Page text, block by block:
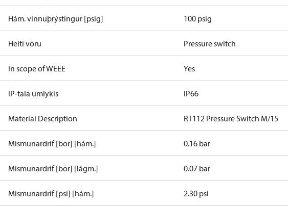
Hám. vinnuþrýstingur [psig] 100 psig
Heiti vöru Pressure switch
In scope of WEEE Yes
IP-tala umlykis IP66
Material Description RT112 Pressure Switch M/15
Mismunardrif [bör] [hám.] 0.16 bar
Mismunardrif [bör] [lágm.] 0.07 bar
Mismunardrif [psi] [hám.] 2.30 psi